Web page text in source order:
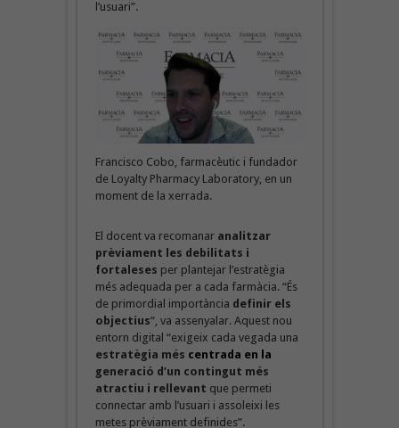
l’usuari”.
Francisco Cobo, farmacèutic i fundador
de Loyalty Pharmacy Laboratory, en un
moment de la xerrada.
El docent va recomanar analitzar
prèviament les debilitats i
fortaleses per plantejar l’estratègia
més adequada per a cada farmàcia. “És
de primordial importància definir els
objectius“, va assenyalar. Aquest nou
entorn digital “exigeix cada vegada una
estratègia més centrada en la
generació d’un contingut més
atractiu i rellevant que permeti
connectar amb l’usuari i assoleixi les
metes prèviament definides”.